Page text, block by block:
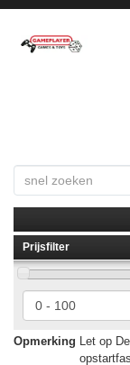
Prijsfilter
Opmerking Let op